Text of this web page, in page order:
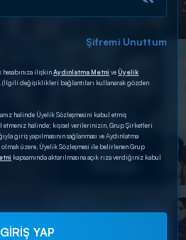
Şifremi Unuttum
ilişkinAydınlatma Metni veÜyelik
(İlgili değişiklikleri bağlantıları kullanarak gözden
halinde Üyelik Sözleşmesini kabul etmiş
etmeniz halinde; kişisel verilerinizin, Grup Şirketleri
giriş yapılmasının sağlanması ve Aydınlatma
olmak üzere, Üyelik Sözleşmesi ile belirlenen Grup
kapsamında aktarılmasına açık rıza verdiğiniz kabul
GİRİŞ YAP